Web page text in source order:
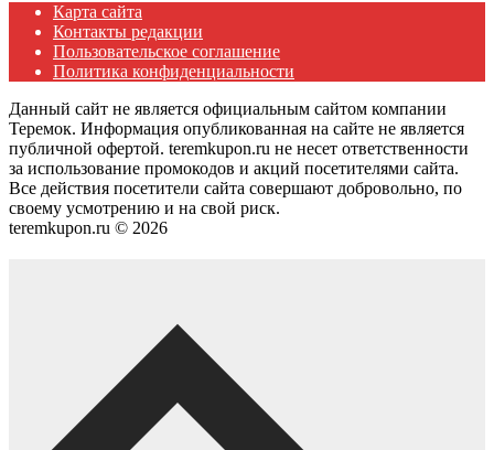
Карта сайта
Контакты редакции
Пользовательское соглашение
Политика конфиденциальности
Данный сайт не является официальным сайтом компании
Теремок. Информация опубликованная на сайте не является
публичной офертой. teremkupon.ru не несет ответственности
за использование промокодов и акций посетителями сайта.
Все действия посетители сайта совершают добровольно, по
своему усмотрению и на свой риск.
teremkupon.ru © 2026